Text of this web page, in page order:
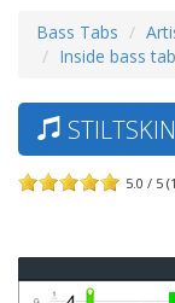
Bass Tabs
Inside bass
5.0 / 5